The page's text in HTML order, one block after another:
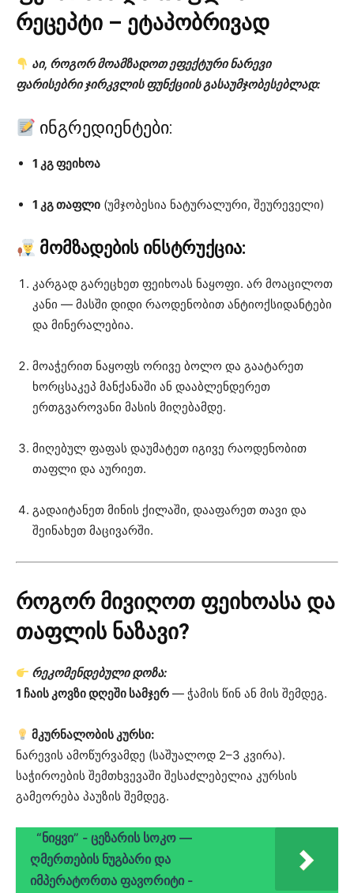
რეცეპტი – ეტაპობრივად
აი, როგორ მოამზადოთ ეფექტური ნარევი
ფარისებრი ჯირკვლის ფუნქციის გასაუმჯობესებლად:
ინგრედიენტები:
1 კგ ფეიხოა
1 კგ თაფლი (უმჯობესია ნატურალური, შეურეველი)
მომზადების ინსტრუქცია:
კარგად გარეცხეთ ფეიხოას ნაყოფი. არ მოაცილოთ
კანი — მასში დიდი რაოდენობით ანტიოქსიდანტები
და მინერალებია.
მოაჭერით ნაყოფს ორივე ბოლო და გაატარეთ
ხორცსაკეპ მანქანაში ან დააბლენდერეთ
ერთგვაროვანი მასის მიღებამდე.
მიღებულ ფაფას დაუმატეთ იგივე რაოდენობით
თაფლი და აურიეთ.
გადაიტანეთ მინის ქილაში, დააფარეთ თავი და
შეინახეთ მაცივარში.
როგორ მივიღოთ ფეიხოასა და
თაფლის ნაზავი?
რეკომენდებული დოზა:
1 ჩაის კოვზი დღეში სამჯერ — ჭამის წინ ან მის შემდეგ.
მკურნალობის კურსი:
ნარევის ამოწურვამდე (საშუალოდ 2–3 კვირა).
საჭიროების შემთხვევაში შესაძლებელია კურსის
გამეორება პაუზის შემდეგ.
“ნიყვი” - ცეზარის სოკო —
ღმერთების ნუგბარი და
იმპერატორთა ფავორიტი -